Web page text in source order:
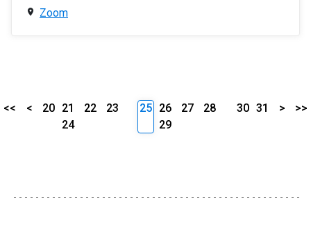
Zoom
<< < 20 21 22
23
24
25 26 27
28
29
30 31 > >>